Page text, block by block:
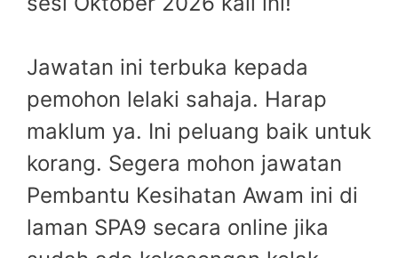
Jawatan ini terbuka kepada
pemohon lelaki sahaja. Harap
maklum ya. Ini peluang baik untuk
korang. Segera mohon jawatan
Pembantu Kesihatan Awam ini di
laman SPA9 secara online jika